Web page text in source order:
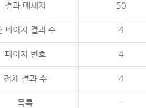
결과 메세지 50
페이지 결과 수 4
페이지 번호 4
전체 결과 수 4
목록 -